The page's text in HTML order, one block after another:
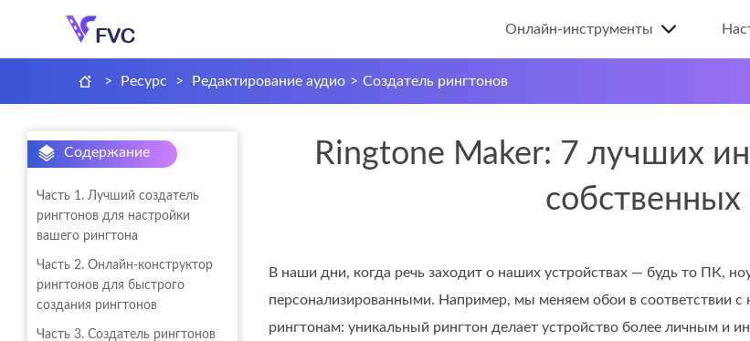
Онлайн-инструменты
> Ресурс > Редактирование аудио > Создатель рингтонов
Содержание
Часть 1. Лучший создатель
рингтонов для настройки
вашего рингтона
Часть 2. Онлайн-конструктор
рингтонов для быстрого
создания рингтонов
Часть 3. Создатель рингтонов
Ringtone Maker: 7 лучших
собственных
В наши дни, когда речь заходит о наших устройствах — будь то ПК,
персонализированными. Например, мы меняем обои в соответствии
рингтонам: уникальный рингтон делает устройство более личным и